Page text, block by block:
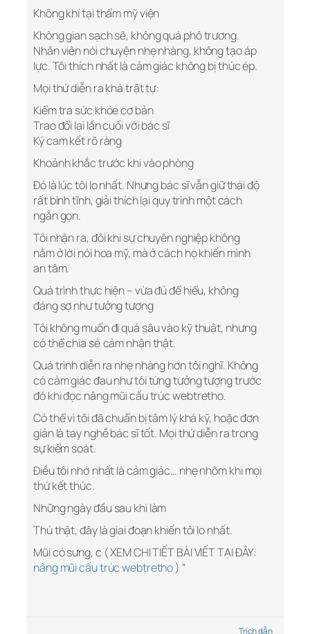
Không khí tại thẩm mỹ viện
Không gian sạch sẽ, không quá phô trương.
Nhân viên nói chuyện nhẹ nhàng, không tạo áp
lực. Tôi thích nhất là cảm giác không bị thúc ép.
Mọi thứ diễn ra khá trật tự:
Kiểm tra sức khỏe cơ bản
Trao đổi lại lần cuối với bác sĩ
Ký cam kết rõ ràng
Khoảnh khắc trước khi vào phòng
Đó là lúc tôi lo nhất. Nhưng bác sĩ vẫn giữ thái độ
rất bình tĩnh, giải thích lại quy trình một cách
ngắn gọn.
Tôi nhận ra, đôi khi sự chuyên nghiệp không
nằm ở lời nói hoa mỹ, mà ở cách họ khiến mình
an tâm.
Quá trình thực hiện – vừa đủ để hiểu, không
đáng sợ như tưởng tượng
Tôi không muốn đi quá sâu vào kỹ thuật, nhưng
có thể chia sẻ cảm nhận thật.
Quá trình diễn ra nhẹ nhàng hơn tôi nghĩ. Không
có cảm giác đau như tôi từng tưởng tượng trước
đó khi đọc nâng mũi cấu trúc webtretho.
Có thể vì tôi đã chuẩn bị tâm lý khá kỹ, hoặc đơn
giản là tay nghề bác sĩ tốt. Mọi thứ diễn ra trong
sự kiểm soát.
Điều tôi nhớ nhất là cảm giác… nhẹ nhõm khi mọi
thứ kết thúc.
Những ngày đầu sau khi làm
Thú thật, đây là giai đoạn khiến tôi lo nhất.
Mũi có sưng, c ( XEM CHI TIẾT BÀI VIẾT TẠI ĐÂY:
nâng mũi cấu trúc webtretho) “
Trích dẫn